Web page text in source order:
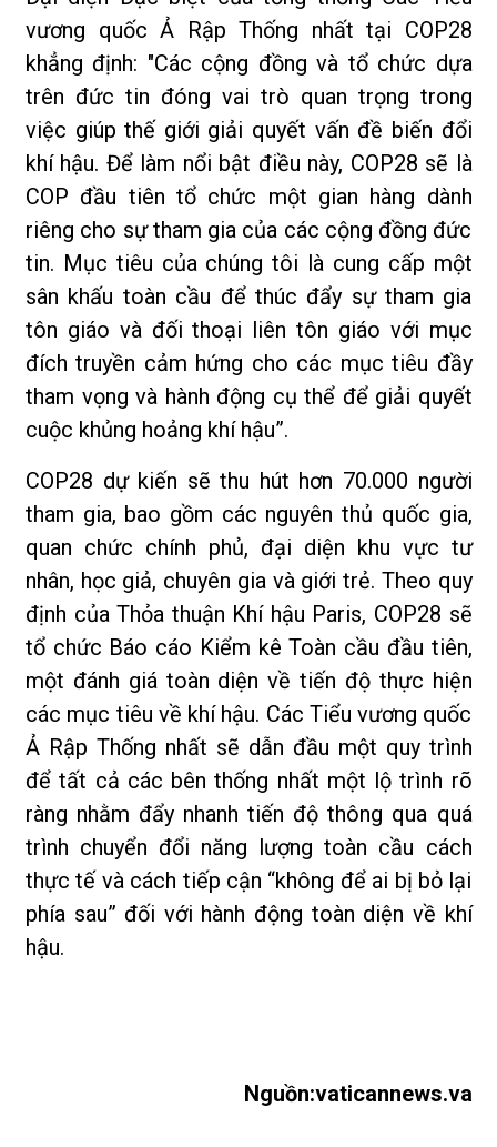
vương quốc Ả Rập Thống nhất tại COP28
khẳng định: "Các cộng đồng và tổ chức dựa
trên đức tin đóng vai trò quan trọng trong
việc giúp thế giới giải quyết vấn đề biến đổi
khí hậu. Để làm nổi bật điều này, COP28 sẽ là
COP đầu tiên tổ chức một gian hàng dành
riêng cho sự tham gia của các cộng đồng đức
tin. Mục tiêu của chúng tôi là cung cấp một
sân khấu toàn cầu để thúc đẩy sự tham gia
tôn giáo và đối thoại liên tôn giáo với mục
đích truyền cảm hứng cho các mục tiêu đầy
tham vọng và hành động cụ thể để giải quyết
cuộc khủng hoảng khí hậu”.
COP28 dự kiến sẽ thu hút hơn 70.000 người
tham gia, bao gồm các nguyên thủ quốc gia,
quan chức chính phủ, đại diện khu vực tư
nhân, học giả, chuyên gia và giới trẻ. Theo quy
định của Thỏa thuận Khí hậu Paris, COP28 sẽ
tổ chức Báo cáo Kiểm kê Toàn cầu đầu tiên,
một đánh giá toàn diện về tiến độ thực hiện
các mục tiêu về khí hậu. Các Tiểu vương quốc
Ả Rập Thống nhất sẽ dẫn đầu một quy trình
để tất cả các bên thống nhất một lộ trình rõ
ràng nhằm đẩy nhanh tiến độ thông qua quá
trình chuyển đổi năng lượng toàn cầu cách
thực tế và cách tiếp cận “không để ai bị bỏ lại
phía sau” đối với hành động toàn diện về khí
hậu.
Nguồn:vaticannews.va